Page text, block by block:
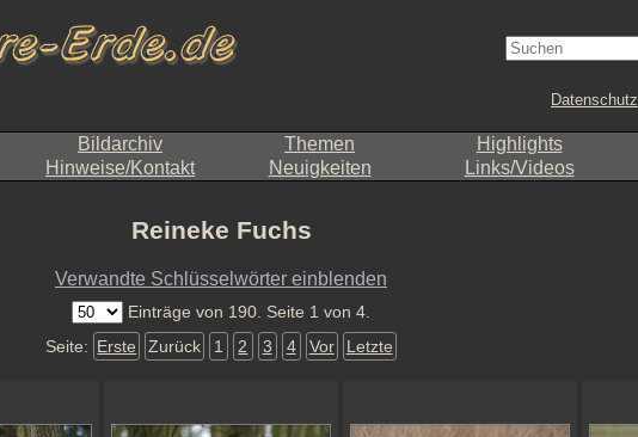
Datenschutz
Bildarchiv Themen Highlights
Hinweise/Kontakt Neuigkeiten Links/Videos
Reineke Fuchs
Verwandte Schlüsselwörter einblenden
Einträge von 190. Seite 1 von 4.
Seite: Erste Zurück 1 2 3 4 Vor Letzte